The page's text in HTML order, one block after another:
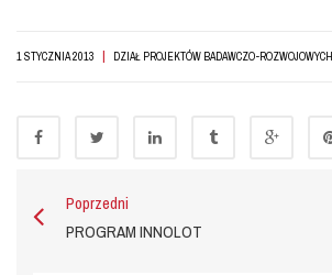
1 STYCZNIA 2013 | DZIAŁ PROJEKTÓW BADAWCZO-ROZWOJOWYCH
Poprzedni
PROGRAM INNOLOT